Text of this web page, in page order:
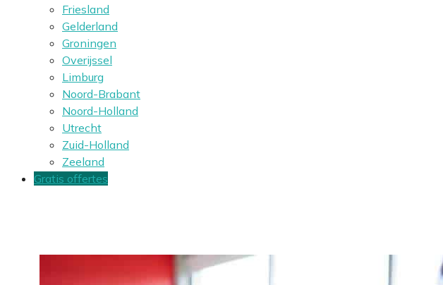
Friesland
Gelderland
Groningen
Overijssel
Limburg
Noord-Brabant
Noord-Holland
Utrecht
Zuid-Holland
Zeeland
Gratis offertes